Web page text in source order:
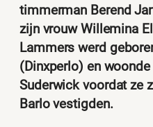
timmerman Berend
zijn vrouw Willemina
Lammers werd
(Dinxperlo) en
Suderwick voordat ze
Barlo vestigden.